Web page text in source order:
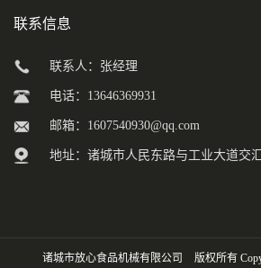
联系信息
联系人：张经理
电话：13646369931
邮箱： 1607540930@qq.com
地址：诸城市人民东路与工业大道交
诸城市放心食品机械有限公司 版权所有